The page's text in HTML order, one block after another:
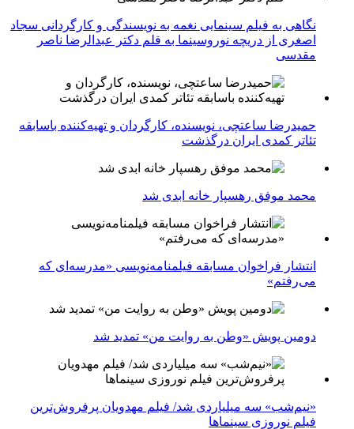
نگاهی به فیلم سینمایی نغمه به نویسندگی و کارگردانی سجاد
اصغری از دریچه نوروسینما به قلم دکتر عبدالرضا ناصر
مقدسی
حمیدرضا ساعتچی، نویسنده، کارگردان و تهیه‌کننده باسابقه
تئاتر کمدی ایران درگذشت
محمد موفق رهسپار خانه ابدی شد
انتشار فراخوان مسابقه فیلمنامه‌نویسی «مدرسه‌ای که
می‌رفتم»
دومین پویش «وطن به روایت من» تمدید شد
«نیم‌شب» سه میلیاردی شد/ فیلم مهدویان پرفروش‌ترین
فیلم نوروزی سینماها